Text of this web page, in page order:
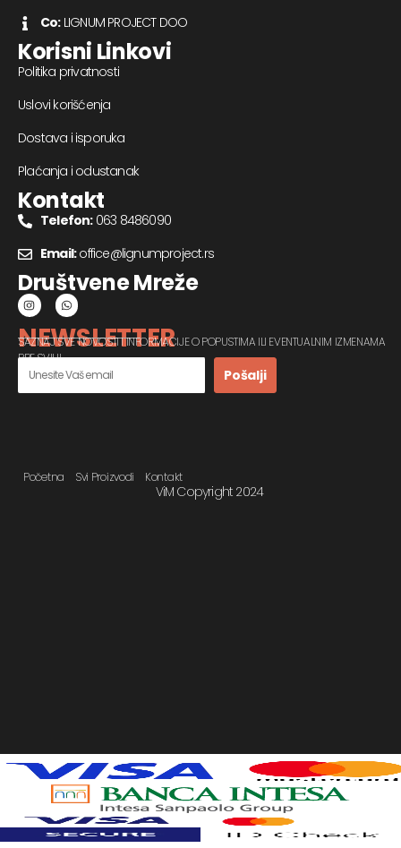
Co:LIGNUM PROJECT DOO
Korisni Linkovi
Politika privatnosti
Uslovi korišćenja
Dostava i isporuka
Plaćanja i odustanak
Kontakt
Telefon:063 8486090
Email:office@lignumproject.rs
Društvene Mreže
NEWSLETTER
SAZNAJ SVE NOVOSTI I INFORMACIJE O POPUSTIMA ILI EVENTUALNIM IZMENAMA
PRE SVIH!
Pošalji
Početna Svi Proizvodi Kontakt
ViM Copyright 2024